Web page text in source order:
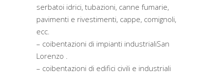
serbatoi idrici, tubazioni, canne fumarie,
pavimenti e rivestimenti, cappe, comignoli,
ecc.
– coibentazioni di impianti industrialiSan
Lorenzo .
– coibentazioni di edifici civili e industriali